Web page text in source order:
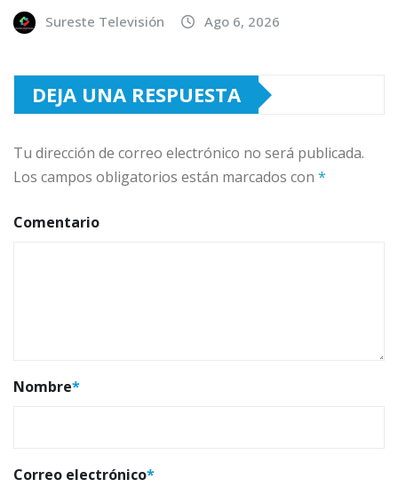
Sureste Televisión Ago 6, 2026
DEJA UNA RESPUESTA
Tu dirección de correo electrónico no será publicada.
Los campos obligatorios están marcados con *
Comentario
Nombre*
Correo electrónico*